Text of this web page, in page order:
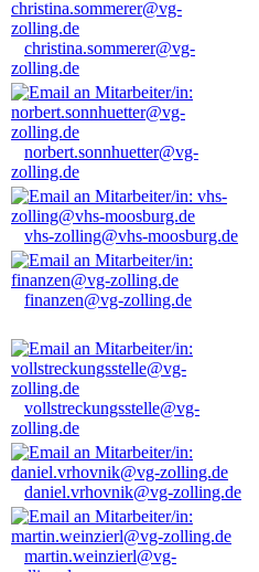
christina.sommerer@vg-
zolling.de
norbert.sonnhuetter@vg-
zolling.de
vhs-zolling@vhs-moosburg.de
finanzen@vg-zolling.de
vollstreckungsstelle@vg-
zolling.de
daniel.vrhovnik@vg-zolling.de
martin.weinzierl@vg-